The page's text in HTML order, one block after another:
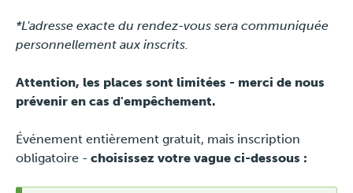
*L'adresse exacte du rendez-vous sera communiquée
personnellement aux inscrits.
Attention, les places sont limitées - merci de nous
prévenir en cas d'empêchement.
Événement entièrement gratuit, mais inscription
obligatoire - choisissez votre vague ci-dessous :